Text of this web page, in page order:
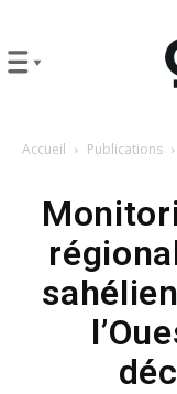
Accueil Publications